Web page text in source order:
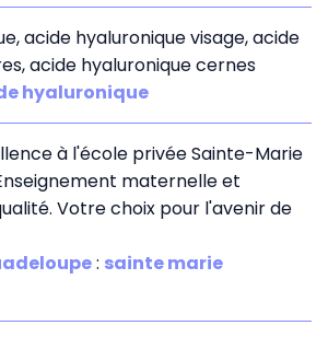
acide hyaluronique visage, acide
acide hyaluronique cernes
hyaluronique
à l'école privée Sainte-Marie
maternelle et
Votre choix pour l'avenir de
: sainte marie